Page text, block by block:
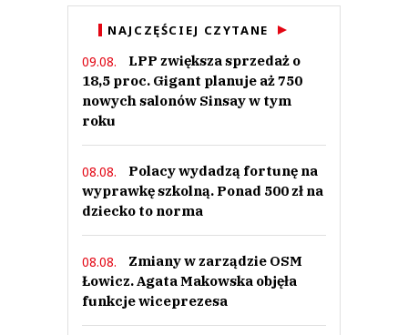
NAJCZĘŚCIEJ CZYTANE
09.08.
LPP zwiększa sprzedaż o
18,5 proc. Gigant planuje aż 750
nowych salonów Sinsay w tym
roku
08.08.
Polacy wydadzą fortunę na
wyprawkę szkolną. Ponad 500 zł na
dziecko to norma
08.08.
Zmiany w zarządzie OSM
Łowicz. Agata Makowska objęła
funkcje wiceprezesa